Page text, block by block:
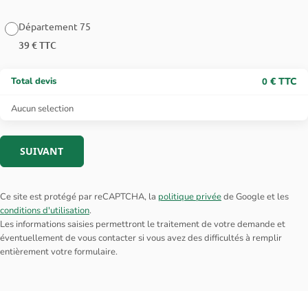
Département 75
39 € TTC
Total devis 0 € TTC
Aucun selection
SUIVANT
Ce site est protégé par reCAPTCHA, la politique privéede Google et les
conditions d'utilisation.
Les informations saisies permettront le traitement de votre demande et
éventuellement de vous contacter si vous avez des difficultés à remplir
entièrement votre formulaire.